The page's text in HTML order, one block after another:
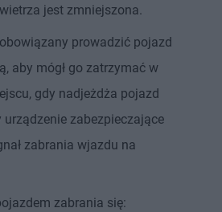
jest zmniejszona.
prowadzić pojazd
aby mógł go zatrzymać w
gdy nadjeżdża pojazd
zabezpieczające
zabrania wjazdu na
zabrania się: